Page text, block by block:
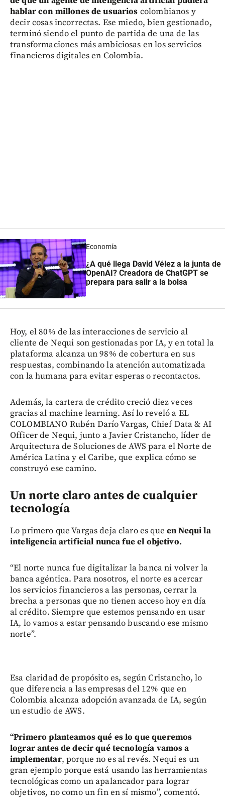
hablar con millones de usuarios colombianos y
decir cosas incorrectas. Ese miedo, bien gestionado,
terminó siendo el punto de partida de una de las
transformaciones más ambiciosas en los servicios
financieros digitales en Colombia.
Economía
¿A qué llega David Vélez a la junta de
OpenAI? Creadora de ChatGPT se
prepara para salir a la bolsa
Hoy, el 80% de las interacciones de servicio al
cliente de Nequi son gestionadas por IA, y en total la
plataforma alcanza un 98% de cobertura en sus
respuestas, combinando la atención automatizada
con la humana para evitar esperas o recontactos.
Además, la cartera de crédito creció diez veces
gracias al machine learning. Así lo reveló a EL
COLOMBIANO Rubén Darío Vargas, Chief Data & AI
Officer de Nequi, junto a Javier Cristancho, líder de
Arquitectura de Soluciones de AWS para el Norte de
América Latina y el Caribe, que explica cómo se
construyó ese camino.
Un norte claro antes de cualquier
tecnología
Lo primero que Vargas deja claro es que en Nequi la
inteligencia artificial nunca fue el objetivo.
“El norte nunca fue digitalizar la banca ni volver la
banca agéntica. Para nosotros, el norte es acercar
los servicios financieros a las personas, cerrar la
brecha a personas que no tienen acceso hoy en día
al crédito. Siempre que estemos pensando en usar
IA, lo vamos a estar pensando buscando ese mismo
norte”.
Esa claridad de propósito es, según Cristancho, lo
que diferencia a las empresas del 12% que en
Colombia alcanza adopción avanzada de IA, según
un estudio de AWS.
“Primero planteamos qué es lo que queremos
lograr antes de decir qué tecnología vamos a
implementar, porque no es al revés. Nequi es un
gran ejemplo porque está usando las herramientas
tecnológicas como un apalancador para lograr
objetivos, no como un fin en sí mismo”, comentó.